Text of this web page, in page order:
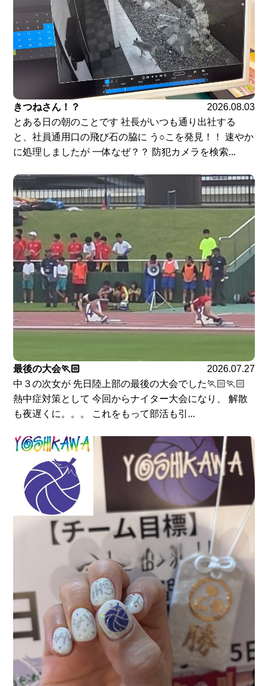
きつねさん！？
2026.08.03
とある日の朝のことです 社長がいつも通り出社する
と、社員通用口の飛び石の脇に う○こを発見！！ 速やか
に処理しましたが 一体なぜ？？ 防犯カメラを検索...
最後の大会🏃🏻
2026.07.27
中３の次女が 先日陸上部の最後の大会でした🏃🏻🏃🏻
熱中症対策として 今回からナイター大会になり、 解散
も夜遅くに。。。 これをもって部活も引...